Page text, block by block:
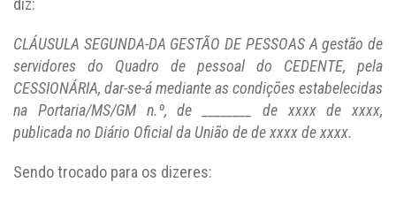
diz:
CLÁUSULA SEGUNDA-DA GESTÃO DE PESSOAS A gestão de
servidores do Quadro de pessoal do CEDENTE, pela
CESSIONÁRIA, dar-se-á mediante as condições estabelecidas
na Portaria/MS/GM n.º, de ________ de xxxx de xxxx,
publicada no Diário Oficial da União de de xxxx de xxxx.
Sendo trocado para os dizeres: